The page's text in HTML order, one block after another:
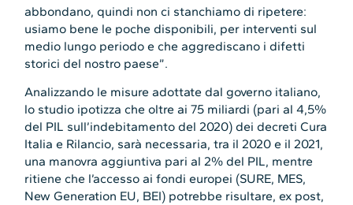
abbondano, quindi non ci stanchiamo di ripetere:
usiamo bene le poche disponibili, per interventi sul
medio lungo periodo e che aggrediscano i difetti
storici del nostro paese”.
Analizzando le misure adottate dal governo italiano,
lo studio ipotizza che oltre ai 75 miliardi (pari al 4,5%
del PIL sull’indebitamento del 2020) dei decreti Cura
Italia e Rilancio, sarà necessaria, tra il 2020 e il 2021,
una manovra aggiuntiva pari al 2% del PIL, mentre
ritiene che l’accesso ai fondi europei (SURE, MES,
New Generation EU, BEI) potrebbe risultare, ex post,